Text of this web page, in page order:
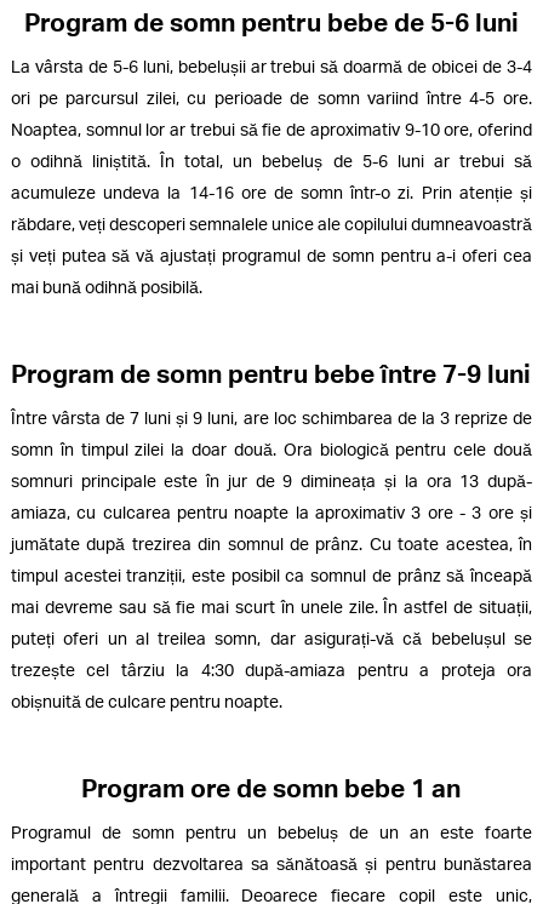
Program de somn pentru bebe de 5-6 luni
La vârsta de 5-6 luni, bebelușii ar trebui să doarmă de obicei de 3-4
ori pe parcursul zilei, cu perioade de somn variind între 4-5 ore.
Noaptea, somnul lor ar trebui să fie de aproximativ 9-10 ore, oferind
o odihnă liniștită. În total, un bebeluș de 5-6 luni ar trebui să
acumuleze undeva la 14-16 ore de somn într-o zi. Prin atenție și
răbdare, veți descoperi semnalele unice ale copilului dumneavoastră
și veți putea să vă ajustați programul de somn pentru a-i oferi cea
mai bună odihnă posibilă.
Program de somn pentru bebe între 7-9 luni
Între vârsta de 7 luni și 9 luni, are loc schimbarea de la 3 reprize de
somn în timpul zilei la doar două. Ora biologică pentru cele două
somnuri principale este în jur de 9 dimineața și la ora 13 după-
amiaza, cu culcarea pentru noapte la aproximativ 3 ore - 3 ore și
jumătate după trezirea din somnul de prânz. Cu toate acestea, în
timpul acestei tranziții, este posibil ca somnul de prânz să înceapă
mai devreme sau să fie mai scurt în unele zile. În astfel de situații,
puteți oferi un al treilea somn, dar asigurați-vă că bebelușul se
trezește cel târziu la 4:30 după-amiaza pentru a proteja ora
obișnuită de culcare pentru noapte.
Program ore de somn bebe 1 an
Programul de somn pentru un bebeluș de un an este foarte
important pentru dezvoltarea sa sănătoasă și pentru bunăstarea
generală a întregii familii. Deoarece fiecare copil este unic,